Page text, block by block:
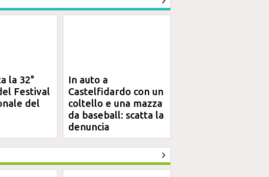
la 32°
Festival
del
In auto a
Castelfidardo con un
coltello e una mazza
da baseball: scatta la
denuncia